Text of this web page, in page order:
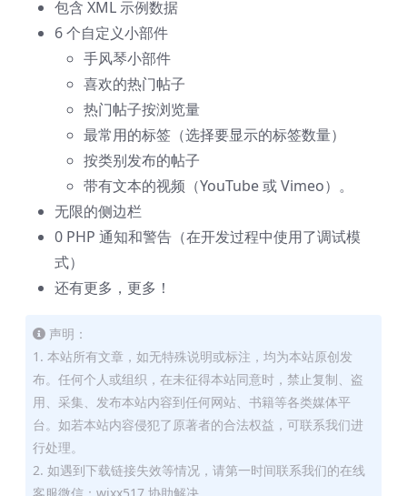
包含 XML 示例数据
6 个自定义小部件
手风琴小部件
喜欢的热门帖子
热门帖子按浏览量
最常用的标签（选择要显示的标签数量）
按类别发布的帖子
带有文本的视频（YouTube 或 Vimeo）。
无限的侧边栏
0 PHP 通知和警告（在开发过程中使用了调试模
式）
还有更多，更多！
声明：
1. 本站所有文章，如无特殊说明或标注，均为本站原创发
布。任何个人或组织，在未征得本站同意时，禁止复制、盗
用、采集、发布本站内容到任何网站、书籍等各类媒体平
台。如若本站内容侵犯了原著者的合法权益，可联系我们进
行处理。
2. 如遇到下载链接失效等情况，请第一时间联系我们的在线